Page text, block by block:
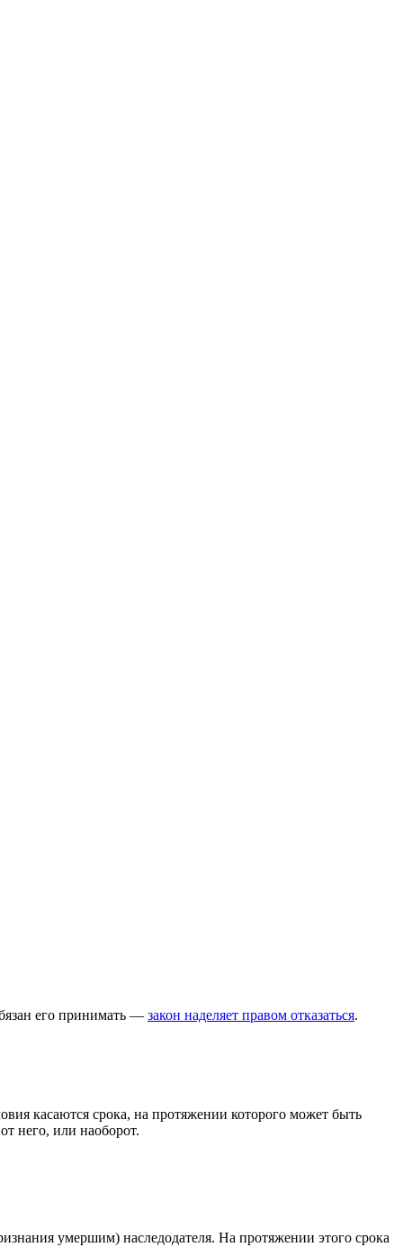
его принимать — закон наделяет правом отказаться.
касаются срока, на протяжении которого может быть
него, или наоборот.
умершим) наследодателя. На протяжении этого срока